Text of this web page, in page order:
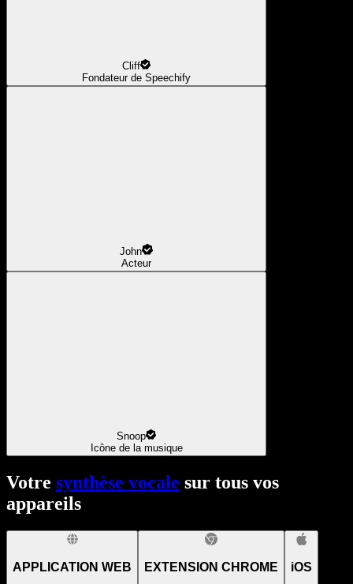
Cliff
Fondateur de Speechify
John
Acteur
Snoop
Icône de la musique
Votre synthèse vocale sur tous vos
appareils
APPLICATION WEB EXTENSION CHROME iOS